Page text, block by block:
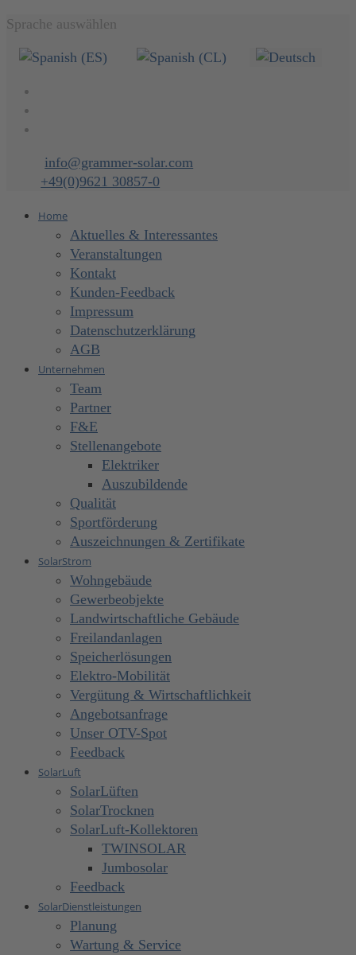
Sprache auswählen
info@grammer-solar.com
+49(0)9621 30857-0
Home
Aktuelles & Interessantes
Veranstaltungen
Kontakt
Kunden-Feedback
Impressum
Datenschutzerklärung
AGB
Unternehmen
Team
Partner
F&E
Stellenangebote
Elektriker
Auszubildende
Qualität
Sportförderung
Auszeichnungen & Zertifikate
SolarStrom
Wohngebäude
Gewerbeobjekte
Landwirtschaftliche Gebäude
Freilandanlagen
Speicherlösungen
Elektro-Mobilität
Vergütung & Wirtschaftlichkeit
Angebotsanfrage
Unser OTV-Spot
Feedback
SolarLuft
SolarLüften
SolarTrocknen
SolarLuft-Kollektoren
TWINSOLAR
Jumbosolar
Feedback
SolarDienstleistungen
Planung
Wartung & Service